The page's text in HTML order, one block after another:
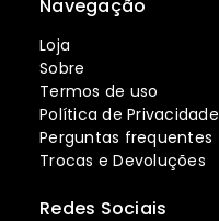
Navegação
Loja
Sobre
Termos de uso
Política de Privacidade
Perguntas frequentes
Trocas e Devoluções
Redes Sociais